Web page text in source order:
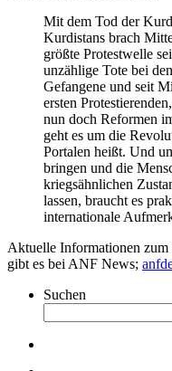
Mit dem Tod der
Kurdistans brach
größte Protestwelle
unzählige Tote bei
Gefangene und seit
ersten
nun doch Reformen
geht es um die
Portalen heißt. Und
bringen und die
kriegsähnlichen
lassen, braucht es
internationale
Aktuelle Informationen
gibt es bei ANF News;
Suchen